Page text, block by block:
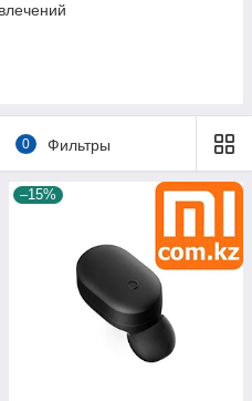
собой
0 Фильтры
–15%